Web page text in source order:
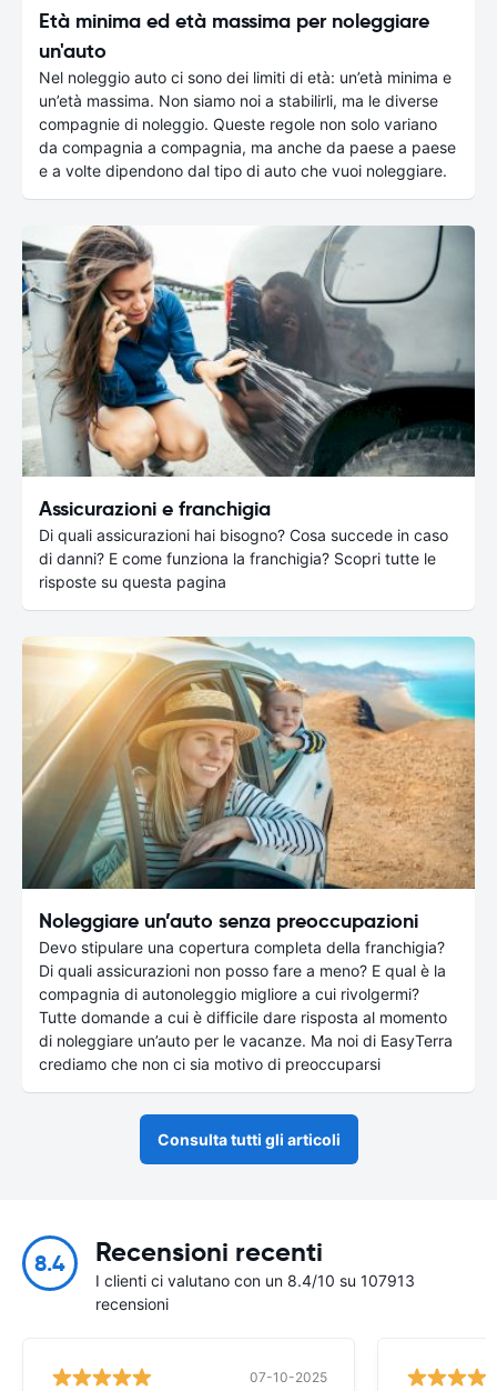
Età minima ed età massima per noleggiare
un'auto
Nel noleggio auto ci sono dei limiti di età: un’età minima e
un’età massima. Non siamo noi a stabilirli, ma le diverse
compagnie di noleggio. Queste regole non solo variano
da compagnia a compagnia, ma anche da paese a paese
e a volte dipendono dal tipo di auto che vuoi noleggiare.
Assicurazioni e franchigia
Di quali assicurazioni hai bisogno? Cosa succede in caso
di danni? E come funziona la franchigia? Scopri tutte le
risposte su questa pagina
Noleggiare un’auto senza preoccupazioni
Devo stipulare una copertura completa della franchigia?
Di quali assicurazioni non posso fare a meno? E qual è la
compagnia di autonoleggio migliore a cui rivolgermi?
Tutte domande a cui è difficile dare risposta al momento
di noleggiare un’auto per le vacanze. Ma noi di EasyTerra
crediamo che non ci sia motivo di preoccuparsi
Consulta tutti gli articoli
8.4 Recensioni recenti
I clienti ci valutano con un 8.4/10 su 107913
recensioni
07-10-2025